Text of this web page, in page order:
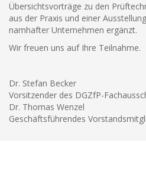
Übersichtsvorträge zu den
aus der Praxis und einer
namhafter Unternehmen ergänzt.
Wir freuen uns auf Ihre Teilnahme.
Dr. Stefan Becker
Vorsitzender des DGZfP-
Dr. Thomas Wenzel
Geschäftsführendes